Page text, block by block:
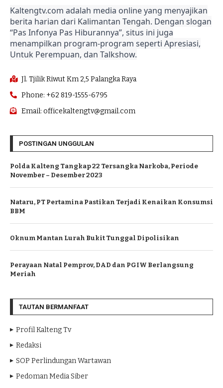
Kaltengtv.com adalah media online yang menyajikan
berita harian dari Kalimantan Tengah. Dengan slogan
“Pas Infonya Pas Hiburannya”, situs ini juga
menampilkan program-program seperti Apresiasi,
Untuk Perempuan, dan Talkshow.
Jl. Tjilik Riwut Km 2,5 Palangka Raya
Phone: +62 819-1555-6795
Email: officekaltengtv@gmail.com
POSTINGAN UNGGULAN
Polda Kalteng Tangkap 22 Tersangka Narkoba, Periode
November – Desember 2023
Nataru, PT Pertamina Pastikan Terjadi Kenaikan Konsumsi
BBM
Oknum Mantan Lurah Bukit Tunggal Dipolisikan
Perayaan Natal Pemprov, DAD dan PGIW Berlangsung
Meriah
TAUTAN BERMANFAAT
Profil Kalteng Tv
Redaksi
SOP Perlindungan Wartawan
Pedoman Media Siber